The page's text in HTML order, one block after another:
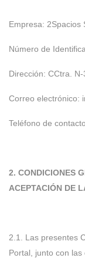
Empresa: 2Spacios
Número de
Dirección: CCtra.
Correo electrónico:
Teléfono de
2. CONDICIONES
ACEPTACIÓN DE
2.1. Las presentes
Portal, junto con